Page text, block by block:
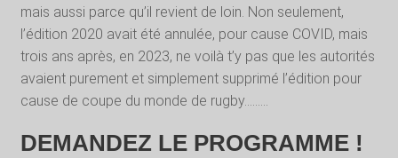
mais aussi parce qu’il revient de loin. Non seulement,
l’édition 2020 avait été annulée, pour cause COVID, mais
trois ans après, en 2023, ne voilà t’y pas que les autorités
avaient purement et simplement supprimé l’édition pour
cause de coupe du monde de rugby………
DEMANDEZ LE PROGRAMME !